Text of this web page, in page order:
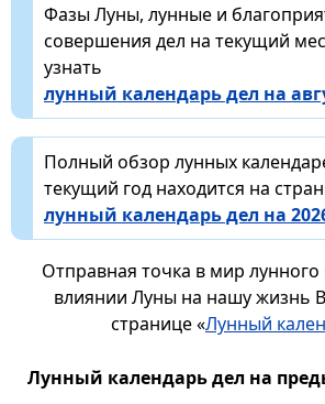
Фазы Луны, лунные и
совершения дел на текущий
узнать
лунный календарь дел на
Полный обзор лунных
текущий год находится на
лунный календарь дел на
Отправная точка в мир лунного
влиянии Луны на нашу жизнь
странице «Лунный
Лунный календарь дел на